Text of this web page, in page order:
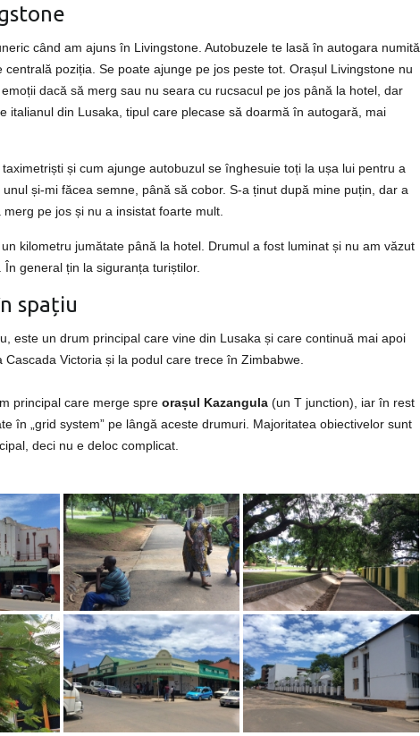
când am ajuns în Livingstone. Autobuzele te lasă în autogara numită
centrală poziția. Se poate ajunge pe jos peste tot. Orașul Livingstone nu
dacă să merg sau nu seara cu rucsacul pe jos până la hotel, dar
italianul din Lusaka, tipul care plecase să doarmă în autogară, mai
și cum ajunge autobuzul se înghesuie toți la ușa lui pentru a
și-mi făcea semne, până să cobor. S-a ținut după mine puțin, dar a
pe jos și nu a insistat foarte mult.
kilometru jumătate până la hotel. Drumul a fost luminat și nu am văzut
general țin la siguranța turiștilor.
spațiu
este un drum principal care vine din Lusaka și care continuă mai apoi
Cascada Victoria și la podul care trece în Zimbabwe.
principal care merge spre orașul Kazangula(un T junction), iar în rest
în „grid system” pe lângă aceste drumuri. Majoritatea obiectivelor sunt
deci nu e deloc complicat.